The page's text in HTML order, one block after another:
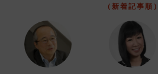
（新着記事順）